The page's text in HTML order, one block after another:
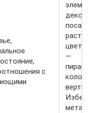
с
декора,
—